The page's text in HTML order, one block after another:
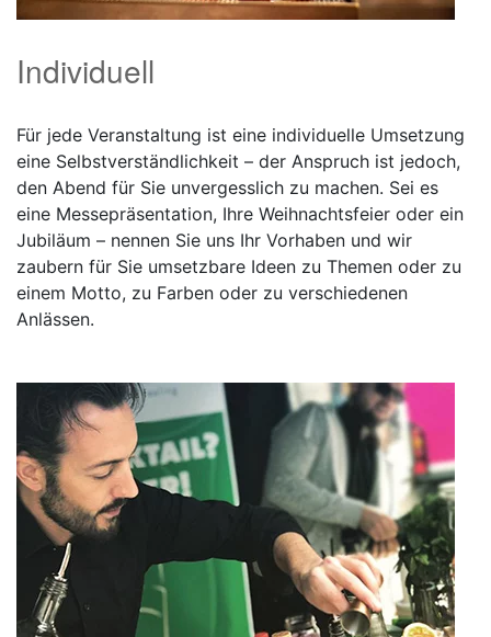
Individuell
Für jede Veranstaltung ist eine individuelle Umsetzung
eine Selbstverständlichkeit – der Anspruch ist jedoch,
den Abend für Sie unvergesslich zu machen. Sei es
eine Messepräsentation, Ihre Weihnachtsfeier oder ein
Jubiläum – nennen Sie uns Ihr Vorhaben und wir
zaubern für Sie umsetzbare Ideen zu Themen oder zu
einem Motto, zu Farben oder zu verschiedenen
Anlässen.